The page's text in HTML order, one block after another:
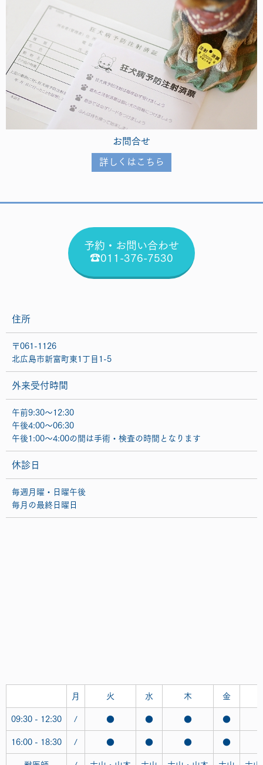
お問合せ
詳しくはこちら
予約・お問い合わせ
☎011-376-7530
住所
〒061-1126
北広島市新富町東1丁目1-5
外来受付時間
午前9:30〜12:30
午後4:00〜06:30
午後1:00〜4:00の間は手術・検査の時間となります
休診日
毎週月曜・日曜午後
毎月の最終日曜日
月 火 水 木 金
09:30 - 12:30 / ● ● ● ●
16:00 - 18:30 / ● ● ● ●